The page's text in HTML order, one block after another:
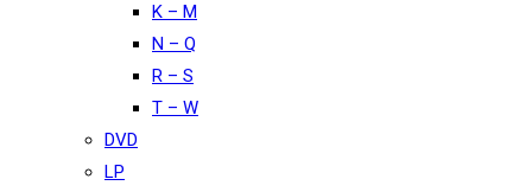
K – M
N – Q
R – S
T – W
DVD
LP